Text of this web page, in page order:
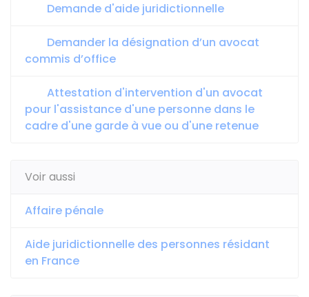
Demande d'aide juridictionnelle
Demander la désignation d’un avocat
commis d’office
Attestation d'intervention d'un avocat
pour l'assistance d'une personne dans le
cadre d'une garde à vue ou d'une retenue
Voir aussi
Affaire pénale
Aide juridictionnelle des personnes résidant
en France